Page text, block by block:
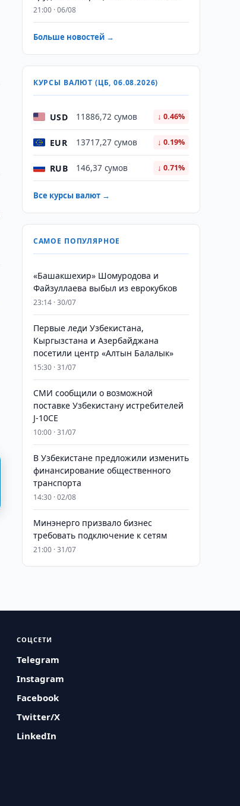
21:00 · 06/08
Больше новостей →
КУРСЫ ВАЛЮТ (ЦБ, 06.08.2026)
USD 11886,72 сумов ↓ 0.46%
EUR 13717,27 сумов ↓ 0.19%
RUB 146,37 сумов ↓ 0.71%
Все курсы валют →
САМОЕ ПОПУЛЯРНОЕ
«Башакшехир» Шомуродова и
Файзуллаева выбыл из еврокубков
23:14 · 30/07
Первые леди Узбекистана,
Кыргызстана и Азербайджана
посетили центр «Алтын Балалык»
15:30 · 31/07
СМИ сообщили о возможной
поставке Узбекистану истребителей
J-10CE
10:00 · 31/07
В Узбекистане предложили изменить
финансирование общественного
транспорта
14:30 · 02/08
Минэнерго призвало бизнес
требовать подключение к сетям
21:00 · 31/07
СОЦСЕТИ
Telegram
Instagram
Facebook
Twitter/X
LinkedIn